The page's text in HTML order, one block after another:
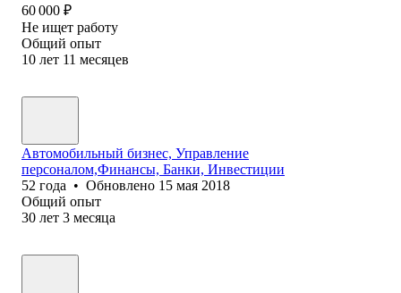
60 000 ₽
Не ищет работу
Общий опыт
10 лет 11 месяцев
Автомобильный бизнес, Управление
персоналом,Финансы, Банки, Инвестиции
52 года • Обновлено 15 мая 2018
Общий опыт
30 лет 3 месяца